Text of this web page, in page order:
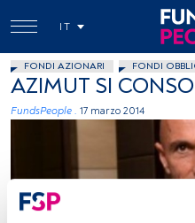
IT
FONDI AZIONARI FONDI
AZIMUT SI
FundsPeople . 17 marzo 2014